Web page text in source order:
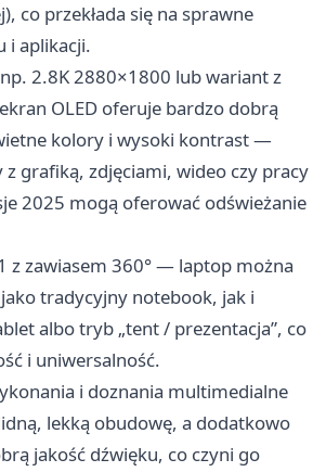
co przekłada się na sprawne
i aplikacji.
2.8K 2880×1800 lub wariant z
OLED oferuje bardzo dobrą
kolory i wysoki kontrast —
z grafiką, zdjęciami, wideo czy pracy
2025 mogą oferować odświeżanie
z zawiasem 360° — laptop można
tradycyjny notebook, jak i
albo tryb „tent / prezentacja”, co
i uniwersalność.
i doznania multimedialne
lekką obudowę, a dodatkowo
jakość dźwięku, co czyni go